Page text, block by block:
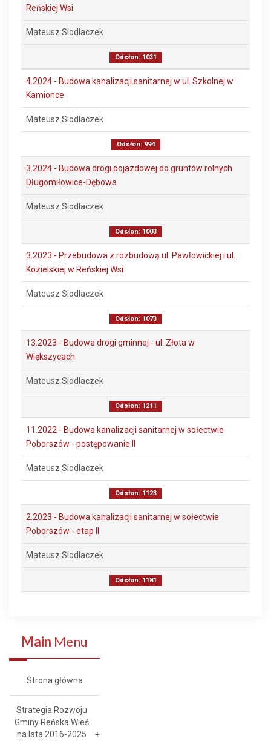
Reńskiej Wsi
Mateusz Siodlaczek
Odsłon: 1031
4.2024 - Budowa kanalizacji sanitarnej w ul. Szkolnej w
Kamionce
Mateusz Siodlaczek
Odsłon: 994
3.2024 - Budowa drogi dojazdowej do gruntów rolnych
Długomiłowice-Dębowa
Mateusz Siodlaczek
Odsłon: 1003
3.2023 - Przebudowa z rozbudową ul. Pawłowickiej i ul.
Kozielskiej w Reńskiej Wsi
Mateusz Siodlaczek
Odsłon: 1073
13.2023 - Budowa drogi gminnej - ul. Złota w
Większycach
Mateusz Siodlaczek
Odsłon: 1211
11.2022 - Budowa kanalizacji sanitarnej w sołectwie
Poborszów - postępowanie II
Mateusz Siodlaczek
Odsłon: 1123
2.2023 - Budowa kanalizacji sanitarnej w sołectwie
Poborszów - etap II
Mateusz Siodlaczek
Odsłon: 1181
Main Menu
Strona główna
Strategia Rozwoju
Gminy Reńska Wieś
na lata 2016-2025